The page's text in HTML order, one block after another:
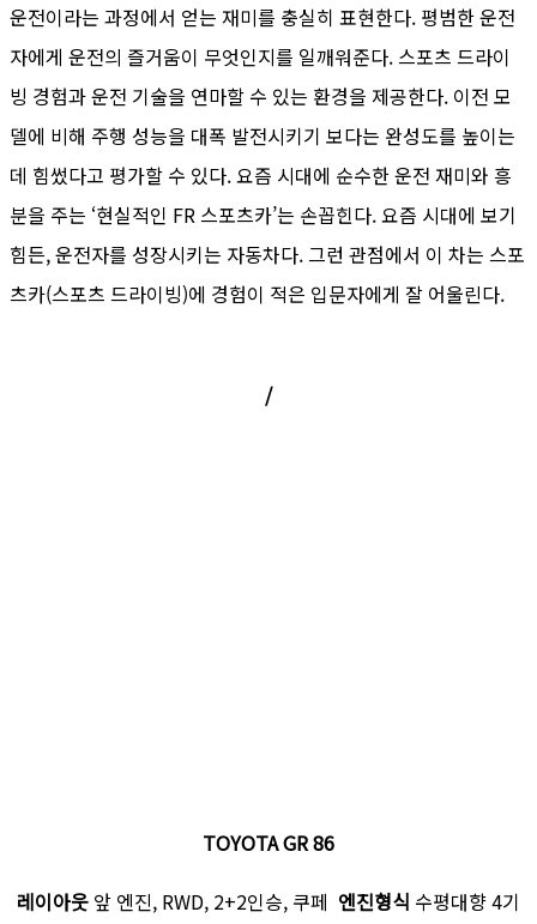
운전이라는 과정에서 얻는 재미를 충실히 표현한다. 평범한 운전
자에게 운전의 즐거움이 무엇인지를 일깨워준다. 스포츠 드라이
빙 경험과 운전 기술을 연마할 수 있는 환경을 제공한다. 이전 모
델에 비해 주행 성능을 대폭 발전시키기 보다는 완성도를 높이는
데 힘썼다고 평가할 수 있다. 요즘 시대에 순수한 운전 재미와 흥
분을 주는 ‘현실적인 FR 스포츠카’는 손꼽힌다. 요즘 시대에 보기
힘든, 운전자를 성장시키는 자동차다. 그런 관점에서 이 차는 스포
츠카(스포츠 드라이빙)에 경험이 적은 입문자에게 잘 어울린다.
/
TOYOTA GR 86
레이아웃 앞 엔진, RWD, 2+2인승, 쿠페 엔진형식 수평대향 4기